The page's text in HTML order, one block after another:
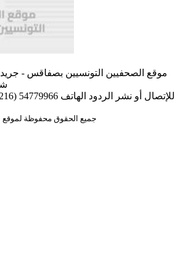
موقع الصحفيين التونسيين بصفاقس -
جميع الحقوق محفوظة لموقع